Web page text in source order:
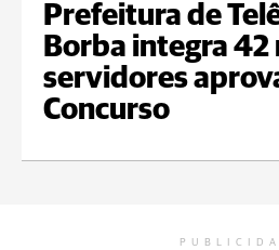
Prefeitura de
Borba integra 42
servidores
Concurso